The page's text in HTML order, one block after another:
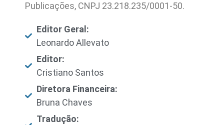
Publicações, CNPJ 23.218.235/0001-50.
Editor Geral:
Leonardo Allevato
Editor:
Cristiano Santos
Diretora Financeira:
Bruna Chaves
Tradução: